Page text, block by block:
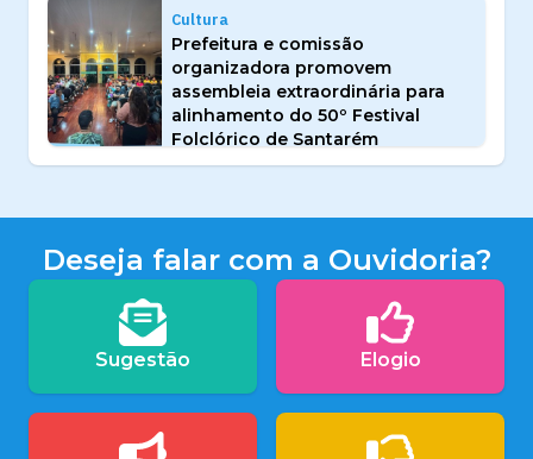
Cultura
Prefeitura e comissão
organizadora promovem
assembleia extraordinária para
alinhamento do 50º Festival
Folclórico de Santarém
Deseja falar com a Ouvidoria?
Sugestão Elogio